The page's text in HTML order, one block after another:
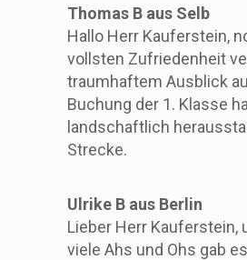
Thomas B aus Selb
Hallo Herr Kauferstein,
vollsten Zufriedenheit
traumhaftem Ausblick
Buchung der 1. Klasse
landschaftlich
Strecke.
Ulrike B aus Berlin
Lieber Herr Kauferstein,
viele Ahs und Ohs gab